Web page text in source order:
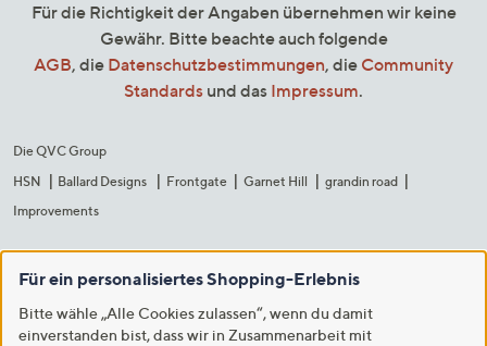
Für die Richtigkeit der Angaben übernehmen wir keine
Gewähr. Bitte beachte auch folgende
AGB, die Datenschutzbestimmungen, die Community
Standards und das Impressum.
Die QVC Group
HSN
Ballard Designs Frontgate Garnet Hill
grandin road
Improvements
Für ein personalisiertes Shopping-Erlebnis
Bitte wähle „Alle Cookies zulassen“, wenn du damit
einverstanden bist, dass wir in Zusammenarbeit mit